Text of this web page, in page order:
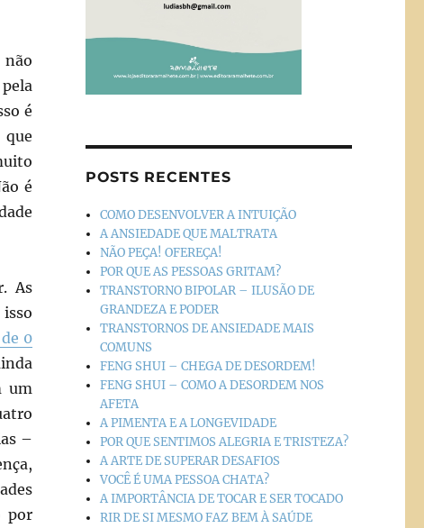
é
que
é
As
0
um
–
por
POSTS RECENTES
COMO DESENVOLVER A INTUIÇÃO
A ANSIEDADE QUE MALTRATA
NÃO PEÇA! OFEREÇA!
POR QUE AS PESSOAS GRITAM?
TRANSTORNO BIPOLAR – ILUSÃO DE
GRANDEZA E PODER
TRANSTORNOS DE ANSIEDADE MAIS
COMUNS
FENG SHUI – CHEGA DE DESORDEM!
FENG SHUI – COMO A DESORDEM NOS
AFETA
A PIMENTA E A LONGEVIDADE
POR QUE SENTIMOS ALEGRIA E TRISTEZA?
A ARTE DE SUPERAR DESAFIOS
VOCÊ É UMA PESSOA CHATA?
A IMPORTÂNCIA DE TOCAR E SER TOCADO
RIR DE SI MESMO FAZ BEM À SAÚDE